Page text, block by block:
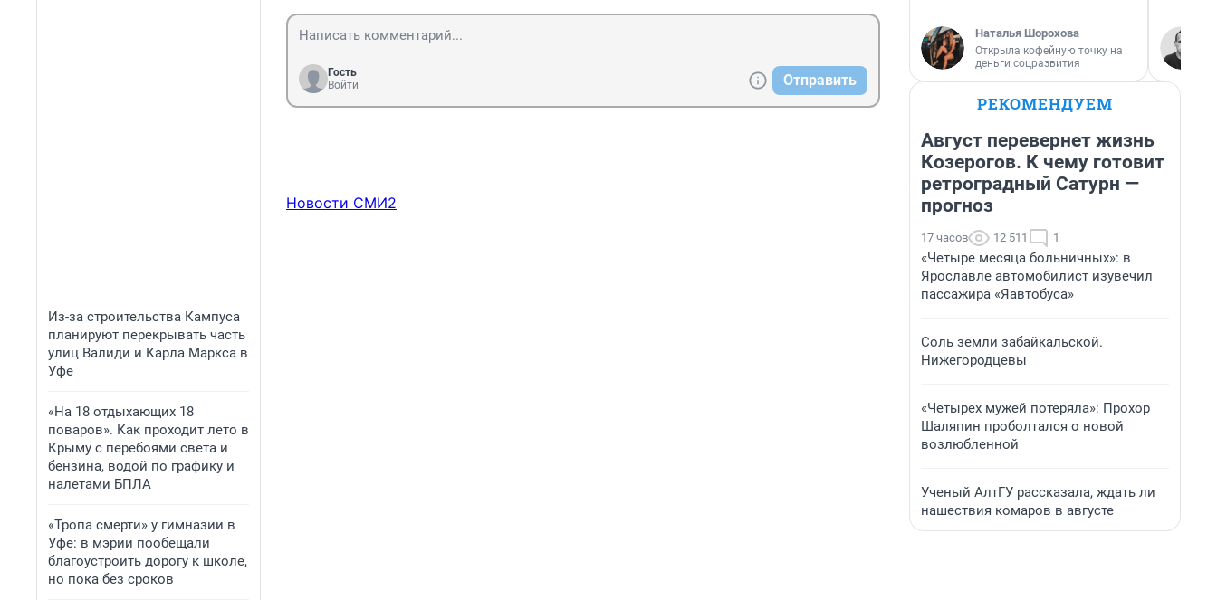
Из-за строительства Кампуса
планируют перекрывать часть
улиц Валиди и Карла Маркса в
Уфе
«На 18 отдыхающих 18
поваров». Как проходит лето в
Крыму с перебоями света и
бензина, водой по графику и
налетами БПЛА
«Тропа смерти» у гимназии в
Уфе: в мэрии пообещали
благоустроить дорогу к школе,
но пока без сроков
Гость
Войти
Отправить
Новости СМИ2
Наталья Шорохова
Открыла кофейную точку на
деньги соцразвития
РЕКОМЕНДУЕМ
Август перевернет жизнь
Козерогов. К чему готовит
ретроградный Сатурн —
прогноз
17 часов 12 511 1
«Четыре месяца больничных»: в
Ярославле автомобилист изувечил
пассажира «Яавтобуса»
Соль земли забайкальской.
Нижегородцевы
«Четырех мужей потеряла»: Прохор
Шаляпин проболтался о новой
возлюбленной
Ученый АлтГУ рассказала, ждать ли
нашествия комаров в августе